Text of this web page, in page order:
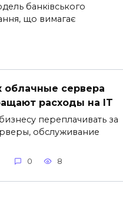
банківського
що вимагає
облачные сервера
расходы на IT
переплачивать за
обслуживание
0 8